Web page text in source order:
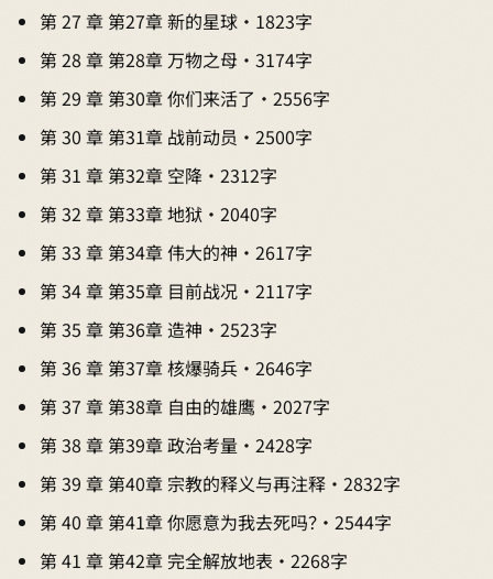
第 27 章 第27章 新的星球 · 1823字
第 28 章 第28章 万物之母 · 3174字
第 29 章 第30章 你们来活了 · 2556字
第 30 章 第31章 战前动员 · 2500字
第 31 章 第32章 空降 · 2312字
第 32 章 第33章 地狱 · 2040字
第 33 章 第34章 伟大的神 · 2617字
第 34 章 第35章 目前战况 · 2117字
第 35 章 第36章 造神 · 2523字
第 36 章 第37章 核爆骑兵 · 2646字
第 37 章 第38章 自由的雄鹰 · 2027字
第 38 章 第39章 政治考量 · 2428字
第 39 章 第40章 宗教的释义与再注释 · 2832字
第 40 章 第41章 你愿意为我去死吗？ · 2544字
第 41 章 第42章 完全解放地表 · 2268字